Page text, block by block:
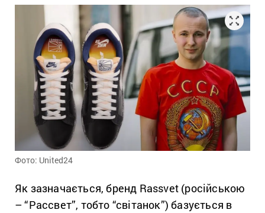
Фото: United24
Як зазначається, бренд Rassvet (російською
– “Рассвет”, тобто “світанок”) базується в